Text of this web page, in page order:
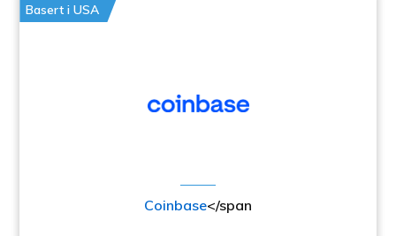
Basert i USA
Coinbase</span